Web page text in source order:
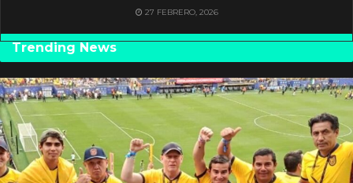
27 FEBRERO, 2026
Trending News